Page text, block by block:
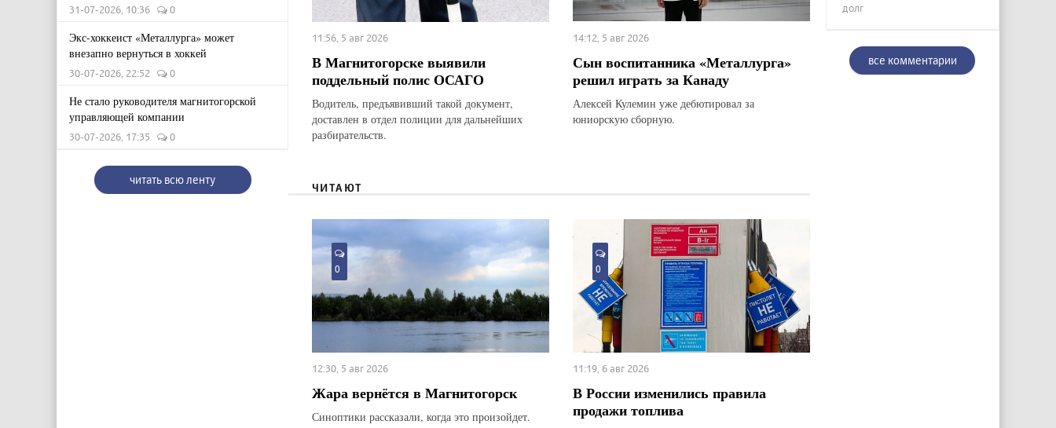
31-07-2026, 10:36 0
Экс-хоккеист «Металлурга» может
внезапно вернуться в хоккей
30-07-2026, 22:52 0
Не стало руководителя магнитогорской
управляющей компании
30-07-2026, 17:35 0
читать всю ленту
11:56, 5 авг 2026
В Магнитогорске выявили
поддельный полис ОСАГО
Водитель, предъявивший такой документ,
доставлен в отдел полиции для дальнейших
разбирательств.
14:12, 5 авг 2026
Сын воспитанника «Металлурга»
решил играть за Канаду
Алексей Кулемин уже дебютировал за
юниорскую сборную.
ЧИТАЮТ
0
12:30, 5 авг 2026
Жара вернётся в Магнитогорск
Синоптики рассказали, когда это произойдет.
0
11:19, 6 авг 2026
В России изменились правила
продажи топлива
долг
все комментарии